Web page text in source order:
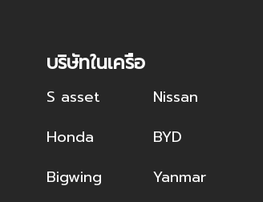
บริษัทในเครือ
S asset
Honda
Bigwing
Nissan
BYD
Yanmar